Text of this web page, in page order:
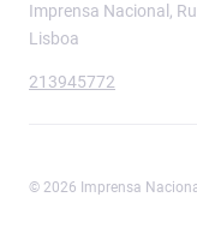
Imprensa Nacional,
Lisboa
213945772
© 2026 Imprensa